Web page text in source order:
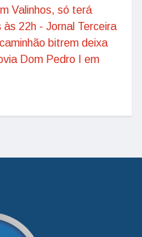
Valinhos, só terá
22h - Jornal Terceira
bitrem deixa
Dom Pedro I em